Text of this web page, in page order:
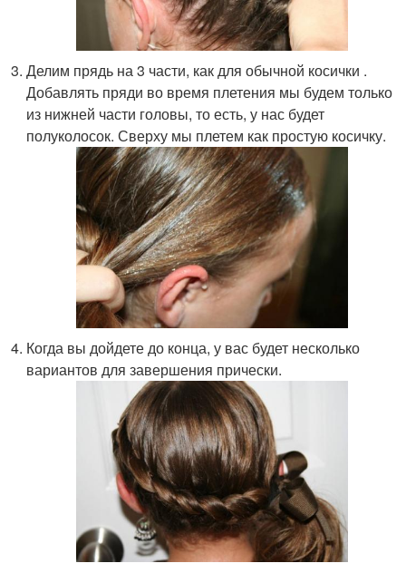
Делим прядь на 3 части, как для обычной косички .
Добавлять пряди во время плетения мы будем только
из нижней части головы, то есть, у нас будет
полуколосок. Сверху мы плетем как простую косичку.
Когда вы дойдете до конца, у вас будет несколько
вариантов для завершения прически.